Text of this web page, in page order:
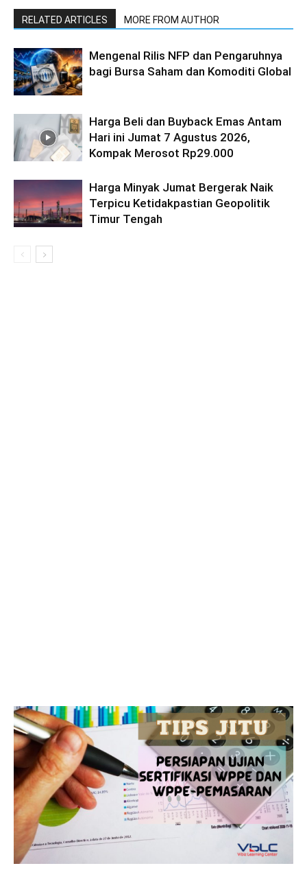
RELATED ARTICLES MORE FROM AUTHOR
Mengenal Rilis NFP dan Pengaruhnya
bagi Bursa Saham dan Komoditi Global
Harga Beli dan Buyback Emas Antam
Hari ini Jumat 7 Agustus 2026,
Kompak Merosot Rp29.000
Harga Minyak Jumat Bergerak Naik
Terpicu Ketidakpastian Geopolitik
Timur Tengah